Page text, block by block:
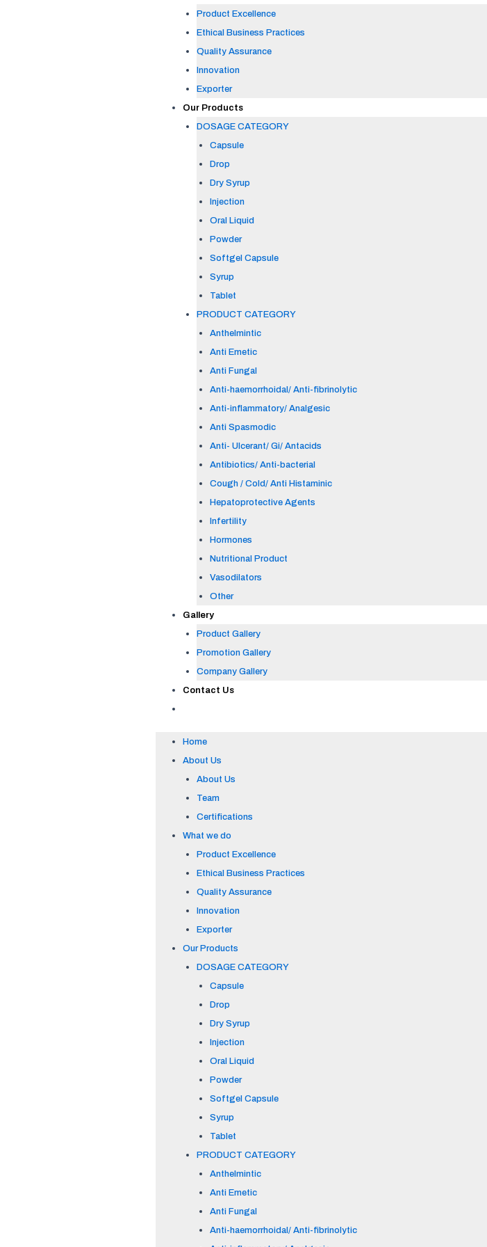
Product Excellence
Ethical Business Practices
Quality Assurance
Innovation
Exporter
Our Products
DOSAGE CATEGORY
Capsule
Drop
Dry Syrup
Injection
Oral Liquid
Powder
Softgel Capsule
Syrup
Tablet
PRODUCT CATEGORY
Anthelmintic
Anti Emetic
Anti Fungal
Anti-haemorrhoidal/ Anti-fibrinolytic
Anti-inflammatory/ Analgesic
Anti Spasmodic
Anti- Ulcerant/ Gi/ Antacids
Antibiotics/ Anti-bacterial
Cough / Cold/ Anti Histaminic
Hepatoprotective Agents
Infertility
Hormones
Nutritional Product
Vasodilators
Other
Gallery
Product Gallery
Promotion Gallery
Company Gallery
Contact Us
Home
About Us
About Us
Team
Certifications
What we do
Product Excellence
Ethical Business Practices
Quality Assurance
Innovation
Exporter
Our Products
DOSAGE CATEGORY
Capsule
Drop
Dry Syrup
Injection
Oral Liquid
Powder
Softgel Capsule
Syrup
Tablet
PRODUCT CATEGORY
Anthelmintic
Anti Emetic
Anti Fungal
Anti-haemorrhoidal/ Anti-fibrinolytic